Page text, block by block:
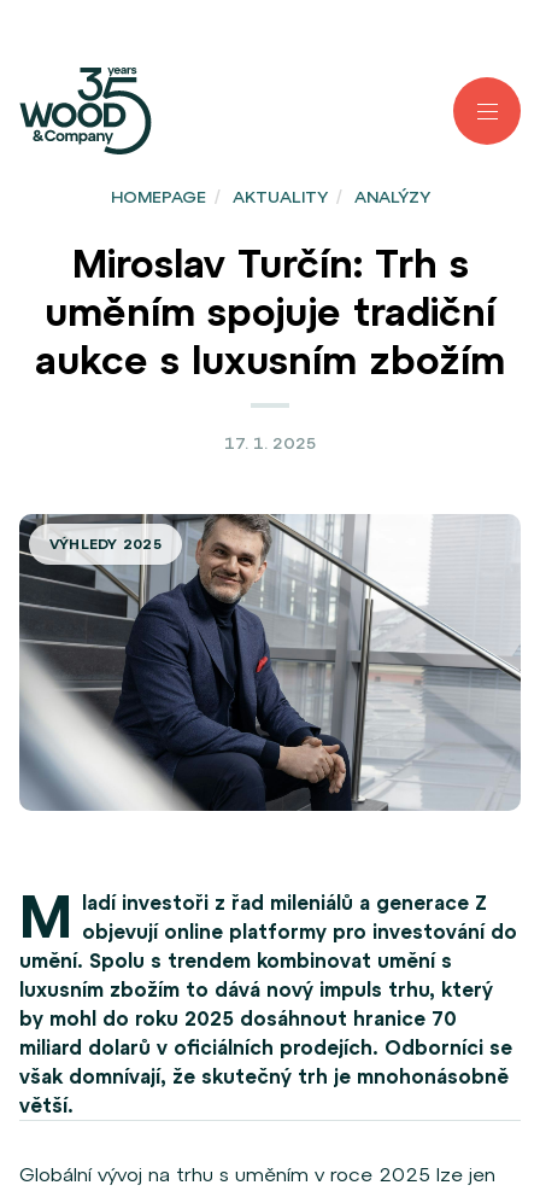
HOMEPAGE / AKTUALITY / ANALÝZY
Miroslav Turčín: Trh s
uměním spojuje tradiční
aukce s luxusním zbožím
17. 1. 2025
VÝHLEDY 2025
M
ladí investoři z řad mileniálů a generace Z
objevují online platformy pro investování do
umění. Spolu s trendem kombinovat umění s
luxusním zbožím to dává nový impuls trhu, který
by mohl do roku 2025 dosáhnout hranice 70
miliard dolarů v oficiálních prodejích. Odborníci se
však domnívají, že skutečný trh je mnohonásobně
větší.
Globální vývoj na trhu s uměním v roce 2025 lze jen